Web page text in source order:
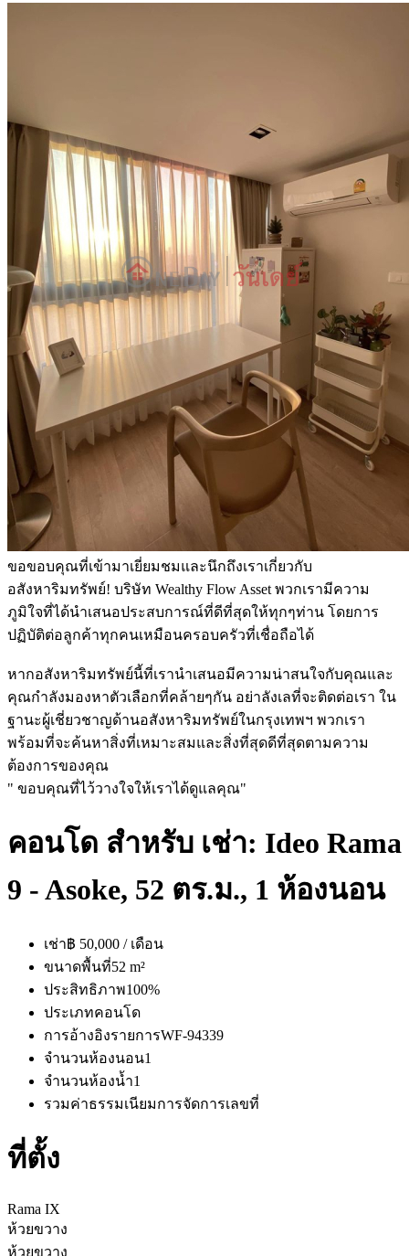
ขอขอบคุณที่เข้ามาเยี่ยมชมและนึกถึงเราเกี่ยวกับ
อสังหาริมทรัพย์! บริษัท Wealthy Flow Asset พวกเรามีความ
ภูมิใจที่ได้นำเสนอประสบการณ์ที่ดีที่สุดให้ทุกๆท่าน โดยการ
ปฏิบัติต่อลูกค้าทุกคนเหมือนครอบครัวที่เชื่อถือได้
หากอสังหาริมทรัพย์นี้ที่เรานำเสนอมีความน่าสนใจกับคุณและ
คุณกำลังมองหาตัวเลือกที่คล้ายๆกัน อย่าลังเลที่จะติดต่อเรา ใน
ฐานะผู้เชี่ยวชาญด้านอสังหาริมทรัพย์ในกรุงเทพฯ พวกเรา
พร้อมที่จะค้นหาสิ่งที่เหมาะสมและสิ่งที่สุดดีที่สุดตามความ
ต้องการของคุณ
" ขอบคุณที่ไว้วางใจให้เราได้ดูแลคุณ"
คอนโด สำหรับ เช่า: Ideo Rama
9 - Asoke, 52 ตร.ม., 1 ห้องนอน
เช่า฿ 50,000 / เดือน
ขนาดพื้นที่52 m²
ประสิทธิภาพ100%
ประเภทคอนโด
การอ้างอิงรายการWF-94339
จำนวนห้องนอน1
จำนวนห้องน้ำ1
รวมค่าธรรมเนียมการจัดการเลขที่
ที่ตั้ง
Rama IX
ห้วยขวาง
ห้วยขวาง